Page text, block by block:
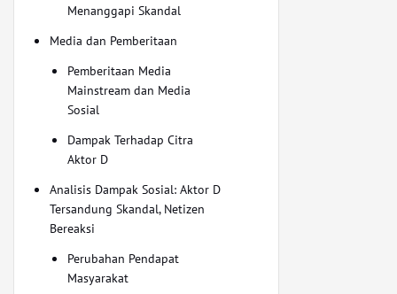
Menanggapi Skandal
Media dan Pemberitaan
Pemberitaan Media
Mainstream dan Media
Sosial
Dampak Terhadap Citra
Aktor D
Analisis Dampak Sosial: Aktor D
Tersandung Skandal, Netizen
Bereaksi
Perubahan Pendapat
Masyarakat